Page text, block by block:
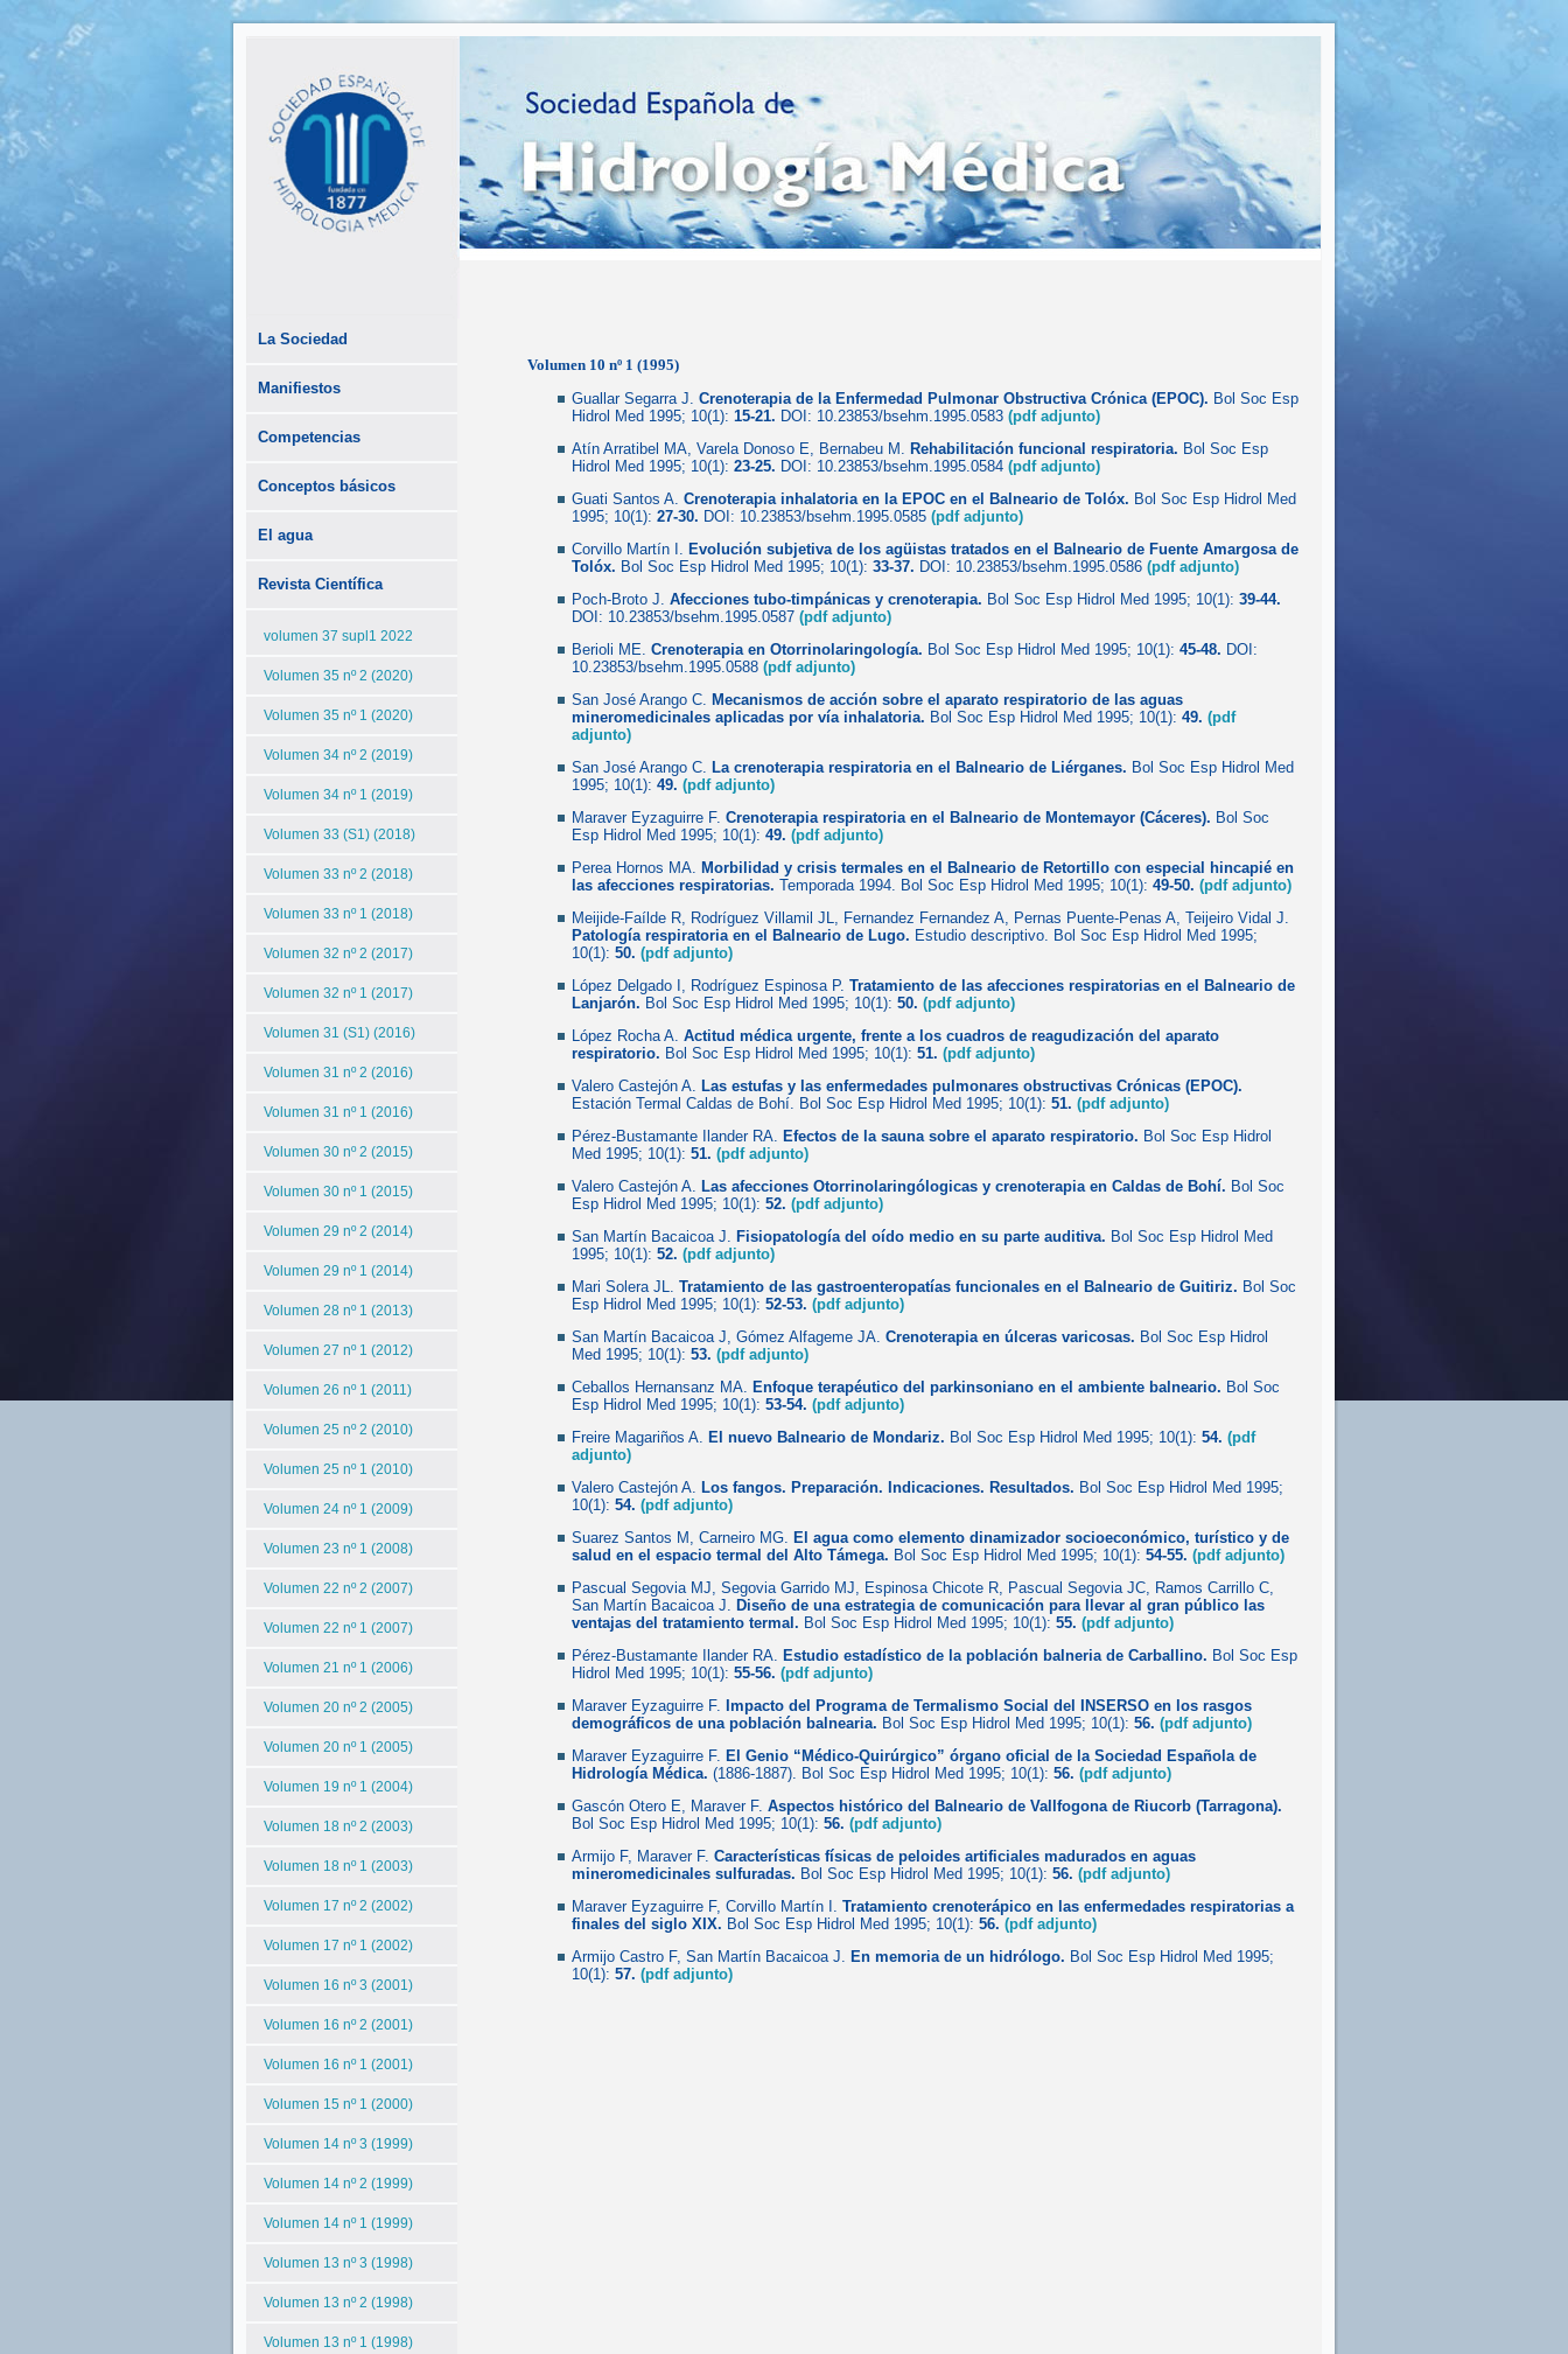
La Sociedad
Manifiestos
Competencias
Conceptos básicos
El agua
Revista Científica
volumen 37 supl1 2022
Volumen 35 nº 2 (2020)
Volumen 35 nº 1 (2020)
Volumen 34 nº 2 (2019)
Volumen 34 nº 1 (2019)
Volumen 33 (S1) (2018)
Volumen 33 nº 2 (2018)
Volumen 33 nº 1 (2018)
Volumen 32 nº 2 (2017)
Volumen 32 nº 1 (2017)
Volumen 31 (S1) (2016)
Volumen 31 nº 2 (2016)
Volumen 31 nº 1 (2016)
Volumen 30 nº 2 (2015)
Volumen 30 nº 1 (2015)
Volumen 29 nº 2 (2014)
Volumen 29 nº 1 (2014)
Volumen 28 nº 1 (2013)
Volumen 27 nº 1 (2012)
Volumen 26 nº 1 (2011)
Volumen 25 nº 2 (2010)
Volumen 25 nº 1 (2010)
Volumen 24 nº 1 (2009)
Volumen 23 nº 1 (2008)
Volumen 22 nº 2 (2007)
Volumen 22 nº 1 (2007)
Volumen 21 nº 1 (2006)
Volumen 20 nº 2 (2005)
Volumen 20 nº 1 (2005)
Volumen 19 nº 1 (2004)
Volumen 18 nº 2 (2003)
Volumen 18 nº 1 (2003)
Volumen 17 nº 2 (2002)
Volumen 17 nº 1 (2002)
Volumen 16 nº 3 (2001)
Volumen 16 nº 2 (2001)
Volumen 16 nº 1 (2001)
Volumen 15 nº 1 (2000)
Volumen 14 nº 3 (1999)
Volumen 14 nº 2 (1999)
Volumen 14 nº 1 (1999)
Volumen 13 nº 3 (1998)
Volumen 13 nº 2 (1998)
Volumen 13 nº 1 (1998)
Volumen 10 nº 1 (1995)
Guallar Segarra J. Crenoterapia de la Enfermedad Pulmonar Obstructiva Crónica (EPOC). Bol Soc Esp
Hidrol Med 1995; 10(1): 15-21. DOI: 10.23853/bsehm.1995.0583 (pdf adjunto)
Atín Arratibel MA, Varela Donoso E, Bernabeu M. Rehabilitación funcional respiratoria. Bol Soc Esp
Hidrol Med 1995; 10(1): 23-25. DOI: 10.23853/bsehm.1995.0584 (pdf adjunto)
Guati Santos A. Crenoterapia inhalatoria en la EPOC en el Balneario de Tolóx. Bol Soc Esp Hidrol Med
1995; 10(1): 27-30. DOI: 10.23853/bsehm.1995.0585 (pdf adjunto)
Corvillo Martín I. Evolución subjetiva de los agüistas tratados en el Balneario de Fuente Amargosa de
Tolóx. Bol Soc Esp Hidrol Med 1995; 10(1): 33-37. DOI: 10.23853/bsehm.1995.0586 (pdf adjunto)
Poch-Broto J. Afecciones tubo-timpánicas y crenoterapia. Bol Soc Esp Hidrol Med 1995; 10(1): 39-44.
DOI: 10.23853/bsehm.1995.0587 (pdf adjunto)
Berioli ME. Crenoterapia en Otorrinolaringología. Bol Soc Esp Hidrol Med 1995; 10(1): 45-48. DOI:
10.23853/bsehm.1995.0588 (pdf adjunto)
San José Arango C. Mecanismos de acción sobre el aparato respiratorio de las aguas
mineromedicinales aplicadas por vía inhalatoria. Bol Soc Esp Hidrol Med 1995; 10(1): 49. (pdf
adjunto)
San José Arango C. La crenoterapia respiratoria en el Balneario de Liérganes. Bol Soc Esp Hidrol Med
1995; 10(1): 49. (pdf adjunto)
Maraver Eyzaguirre F. Crenoterapia respiratoria en el Balneario de Montemayor (Cáceres). Bol Soc
Esp Hidrol Med 1995; 10(1): 49. (pdf adjunto)
Perea Hornos MA. Morbilidad y crisis termales en el Balneario de Retortillo con especial hincapié en
las afecciones respiratorias. Temporada 1994. Bol Soc Esp Hidrol Med 1995; 10(1): 49-50. (pdf adjunto)
Meijide-Faílde R, Rodríguez Villamil JL, Fernandez Fernandez A, Pernas Puente-Penas A, Teijeiro Vidal J.
Patología respiratoria en el Balneario de Lugo. Estudio descriptivo. Bol Soc Esp Hidrol Med 1995;
10(1): 50. (pdf adjunto)
López Delgado I, Rodríguez Espinosa P. Tratamiento de las afecciones respiratorias en el Balneario de
Lanjarón. Bol Soc Esp Hidrol Med 1995; 10(1): 50. (pdf adjunto)
López Rocha A. Actitud médica urgente, frente a los cuadros de reagudización del aparato
respiratorio. Bol Soc Esp Hidrol Med 1995; 10(1): 51. (pdf adjunto)
Valero Castejón A. Las estufas y las enfermedades pulmonares obstructivas Crónicas (EPOC).
Estación Termal Caldas de Bohí. Bol Soc Esp Hidrol Med 1995; 10(1): 51. (pdf adjunto)
Pérez-Bustamante Ilander RA. Efectos de la sauna sobre el aparato respiratorio. Bol Soc Esp Hidrol
Med 1995; 10(1): 51. (pdf adjunto)
Valero Castejón A. Las afecciones Otorrinolaringólogicas y crenoterapia en Caldas de Bohí. Bol Soc
Esp Hidrol Med 1995; 10(1): 52. (pdf adjunto)
San Martín Bacaicoa J. Fisiopatología del oído medio en su parte auditiva. Bol Soc Esp Hidrol Med
1995; 10(1): 52. (pdf adjunto)
Mari Solera JL. Tratamiento de las gastroenteropatías funcionales en el Balneario de Guitiriz. Bol Soc
Esp Hidrol Med 1995; 10(1): 52-53. (pdf adjunto)
San Martín Bacaicoa J, Gómez Alfageme JA. Crenoterapia en úlceras varicosas. Bol Soc Esp Hidrol
Med 1995; 10(1): 53. (pdf adjunto)
Ceballos Hernansanz MA. Enfoque terapéutico del parkinsoniano en el ambiente balneario. Bol Soc
Esp Hidrol Med 1995; 10(1): 53-54. (pdf adjunto)
Freire Magariños A. El nuevo Balneario de Mondariz. Bol Soc Esp Hidrol Med 1995; 10(1): 54. (pdf
adjunto)
Valero Castejón A. Los fangos. Preparación. Indicaciones. Resultados. Bol Soc Esp Hidrol Med 1995;
10(1): 54. (pdf adjunto)
Suarez Santos M, Carneiro MG. El agua como elemento dinamizador socioeconómico, turístico y de
salud en el espacio termal del Alto Támega. Bol Soc Esp Hidrol Med 1995; 10(1): 54-55. (pdf adjunto)
Pascual Segovia MJ, Segovia Garrido MJ, Espinosa Chicote R, Pascual Segovia JC, Ramos Carrillo C,
San Martín Bacaicoa J. Diseño de una estrategia de comunicación para llevar al gran público las
ventajas del tratamiento termal. Bol Soc Esp Hidrol Med 1995; 10(1): 55. (pdf adjunto)
Pérez-Bustamante Ilander RA. Estudio estadístico de la población balneria de Carballino. Bol Soc Esp
Hidrol Med 1995; 10(1): 55-56. (pdf adjunto)
Maraver Eyzaguirre F. Impacto del Programa de Termalismo Social del INSERSO en los rasgos
demográficos de una población balnearia. Bol Soc Esp Hidrol Med 1995; 10(1): 56. (pdf adjunto)
Maraver Eyzaguirre F. El Genio “Médico-Quirúrgico” órgano oficial de la Sociedad Española de
Hidrología Médica. (1886-1887). Bol Soc Esp Hidrol Med 1995; 10(1): 56. (pdf adjunto)
Gascón Otero E, Maraver F. Aspectos histórico del Balneario de Vallfogona de Riucorb (Tarragona).
Bol Soc Esp Hidrol Med 1995; 10(1): 56. (pdf adjunto)
Armijo F, Maraver F. Características físicas de peloides artificiales madurados en aguas
mineromedicinales sulfuradas. Bol Soc Esp Hidrol Med 1995; 10(1): 56. (pdf adjunto)
Maraver Eyzaguirre F, Corvillo Martín I. Tratamiento crenoterápico en las enfermedades respiratorias a
finales del siglo XIX. Bol Soc Esp Hidrol Med 1995; 10(1): 56. (pdf adjunto)
Armijo Castro F, San Martín Bacaicoa J. En memoria de un hidrólogo. Bol Soc Esp Hidrol Med 1995;
10(1): 57. (pdf adjunto)